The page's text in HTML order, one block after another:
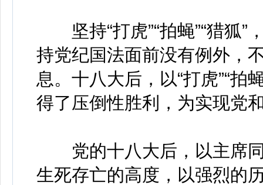
坚持“打虎”“拍蝇”“猎狐”
持党纪国法面前没有例外，
息。十八大后，以“打虎”“拍
得了压倒性胜利，为实现党
党的十八大后，以主席同
生死存亡的高度，以强烈的